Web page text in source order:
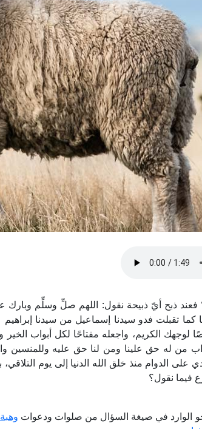
فعند ذبح أيّ ذبيحة نقول: اللهم صلِّ وسلِّم وبارك
كما تقبلت فدو سيدنا إسماعيل من سيدنا إبراهيم
لوجهك الكريم، واجعله مفتاحًا لكل أبواب الخير
من له حق علينا ومن لنا حق عليه وللمنسين
على الدوام منذ خلق الله الدنيا إلى يوم
فيما نقول؟
الوارد في صيغة السؤال من صلوات ودعوات